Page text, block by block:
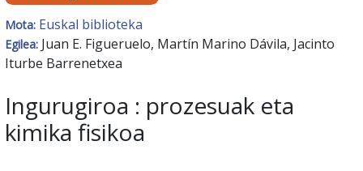
Mota: Euskal biblioteka
Egilea: Juan E. Figueruelo, Martín Marino Dávila, Jacinto
Iturbe Barrenetxea
Ingurugiroa : prozesuak eta
kimika fisikoa